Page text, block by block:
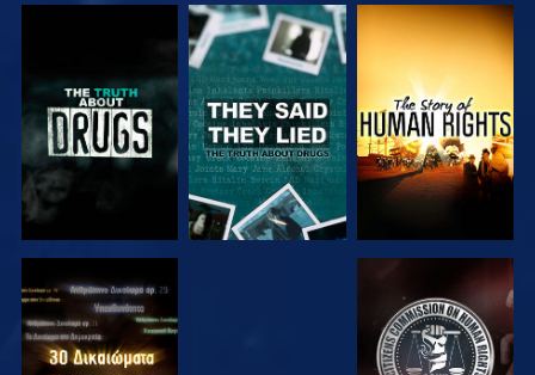
ΠΑΡΑΚΟΛΟΥΘΗΣΤΕ ΠΑΡΑΚΟΛΟΥΘΗΣΤΕ ΠΑΡΑΚΟΛΟΥΘΗΣΤΕ
ΠΑΡΑΚΟΛΟΥΘΗΣΤΕ ΠΑΡΑΚΟΛΟΥΘΗΣΤΕ